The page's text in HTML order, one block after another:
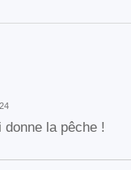
donne la pêche !